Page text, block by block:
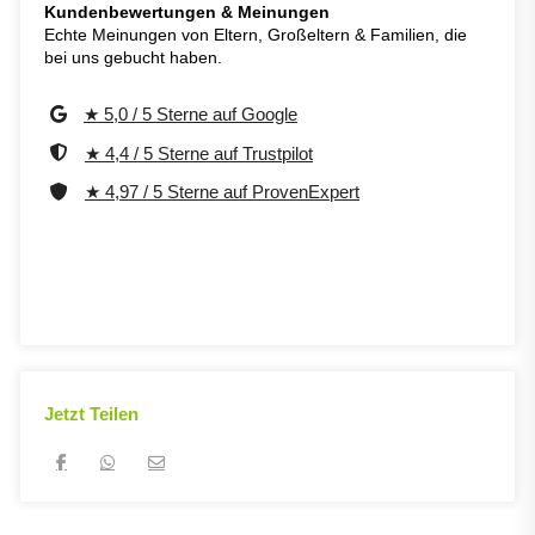
Kundenbewertungen & Meinungen
Echte Meinungen von Eltern, Großeltern & Familien, die
bei uns gebucht haben.
★ 5,0 / 5 Sterne auf Google
★ 4,4 / 5 Sterne auf Trustpilot
★ 4,97 / 5 Sterne auf ProvenExpert
Jetzt Teilen